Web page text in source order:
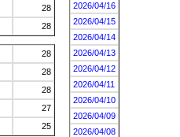
28
28
28
28
28
27
25
2026/04/16
2026/04/15
2026/04/14
2026/04/13
2026/04/12
2026/04/11
2026/04/10
2026/04/09
2026/04/08